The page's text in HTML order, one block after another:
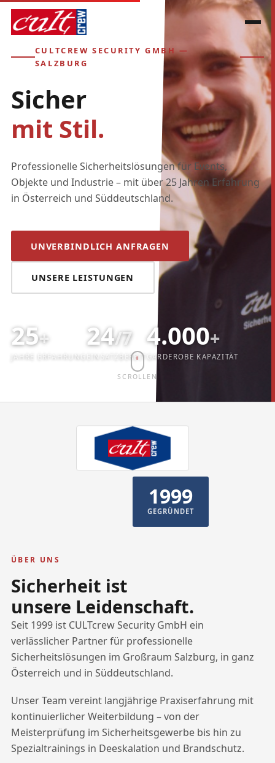
CULTCREW SECURITY GMBH —
SALZBURG
Sicher
mit Stil.
Professionelle Sicherheitslösungen für Events,
Objekte und Industrie – mit über 25 Jahren Erfahrung
in Österreich und Süddeutschland.
UNVERBINDLICH ANFRAGEN
UNSERE LEISTUNGEN
25+
JAHRE ERFAHRUNG
24/7
EINSATZBEREIT
4.000+
GARDEROBE KAPAZITÄT
SCROLLEN
1999
GEGRÜNDET
ÜBER UNS
Sicherheit ist
unsere Leidenschaft.
Seit 1999 ist CULTcrew Security GmbH ein
verlässlicher Partner für professionelle
Sicherheitslösungen im Großraum Salzburg, in ganz
Österreich und in Süddeutschland.
Unser Team vereint langjährige Praxiserfahrung mit
kontinuierlicher Weiterbildung – von der
Meisterprüfung im Sicherheitsgewerbe bis hin zu
Spezialtrainings in Deeskalation und Brandschutz.